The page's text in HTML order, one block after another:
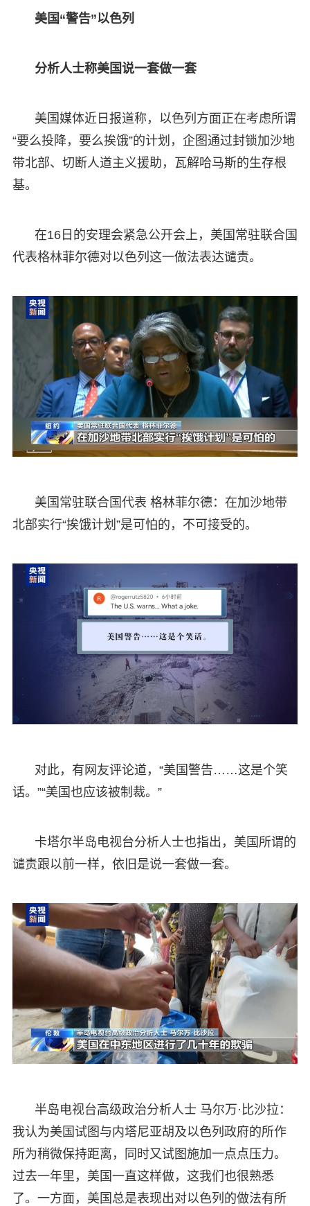
美国“警告”以色列
分析人士称美国说一套做一套
美国媒体近日报道称，以色列方面正在考虑所谓
“要么投降，要么挨饿”的计划，企图通过封锁加沙地
带北部、切断人道主义援助，瓦解哈马斯的生存根
基。
在16日的安理会紧急公开会上，美国常驻联合国
代表格林菲尔德对以色列这一做法表达谴责。
美国常驻联合国代表 格林菲尔德：在加沙地带
北部实行“挨饿计划”是可怕的，不可接受的。
对此，有网友评论道，“美国警告……这是个笑
话。”“美国也应该被制裁。”
卡塔尔半岛电视台分析人士也指出，美国所谓的
谴责跟以前一样，依旧是说一套做一套。
半岛电视台高级政治分析人士 马尔万·比沙拉：
我认为美国试图与内塔尼亚胡及以色列政府的所作
所为稍微保持距离，同时又试图施加一点点压力。
过去一年里，美国一直这样做，这我们也很熟悉
了。一方面，美国总是表现出对以色列的做法有所